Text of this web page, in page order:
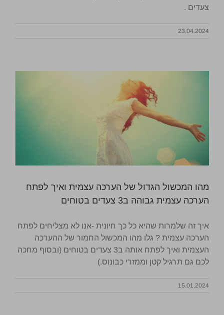
צעדים .
23.04.2024
מהו המכשול הגדול של הערכה עצמית ואיך לפתח
הערכה עצמית גבוהה ב3 צעדים בטוחים
איך זה שלמרות שהיא כל כך חיונית -אנו לא מצליחים לפתח
הערכה עצמית ? גלו מהו המכשול החמור של ההערכה
העצמית ואיך לפתח אותה ב3 צעדים בטוחים (ובסוף מחכה
לכם גם תרגיל קטן וממזרי כבונוס.)
15.01.2024